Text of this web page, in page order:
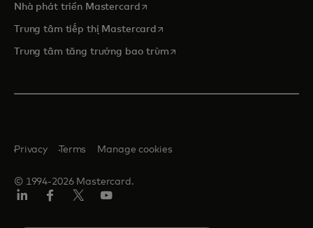
Nhà phát triển Mastercardopens in a new tab
Trung tâm tiếp thị Mastercardopens in a new tab
Trung tâm tăng trưởng bao trùmopens in a new tab
© 1994-2026 Mastercard.
Privacy Terms Manage cookies